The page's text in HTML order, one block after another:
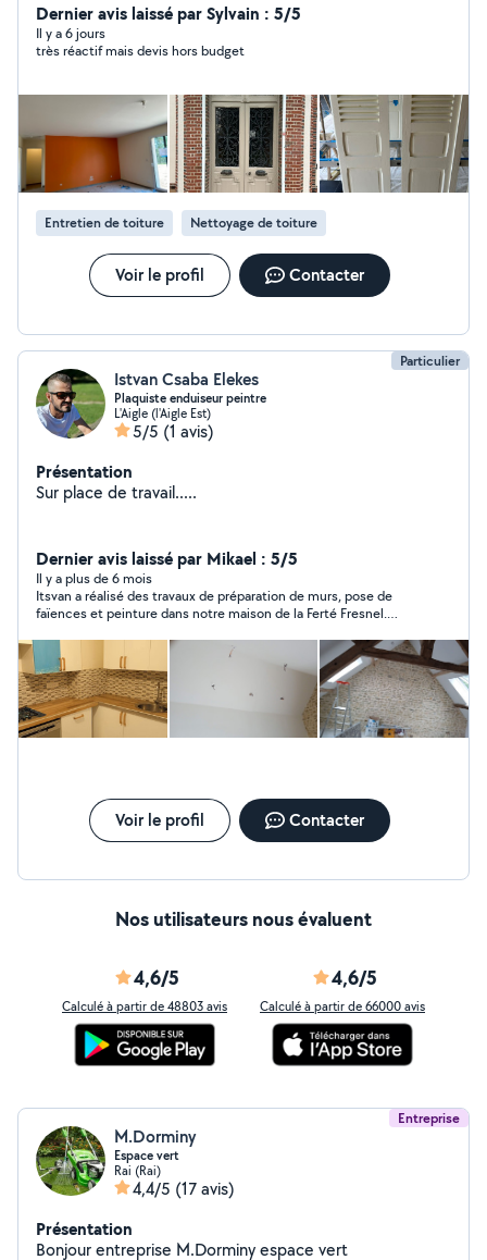
Dernier avis laissé par Sylvain : 5/5
Il y a 6 jours
très réactif mais devis hors budget
Entretien de toiture Nettoyage de toiture
Voir le profil Contacter
Particulier
Istvan Csaba Elekes
Plaquiste enduiseur peintre
L'Aigle (l'Aigle Est)
5/5 (1 avis)
Présentation
Sur place de travail.....
Dernier avis laissé par Mikael : 5/5
Il y a plus de 6 mois
Itsvan a réalisé des travaux de préparation de murs, pose de
faïences et peinture dans notre maison de la Ferté Fresnel.
entière satisfaction. Autonome, appliqué et sympathique, nous
ferons appel à lui à l'avenir pour la suite de nos travaux. Je le
recommande vivement aux personnes qui cherchent un
peintre de qualité.
Voir le profil Contacter
Nos utilisateurs nous évaluent
4,6/5
Calculé à partir de 48803 avis
4,6/5
Calculé à partir de 66000 avis
Entreprise
M.Dorminy
Espace vert
Rai (Rai)
4,4/5 (17 avis)
Présentation
Bonjour entreprise M.Dorminy espace vert